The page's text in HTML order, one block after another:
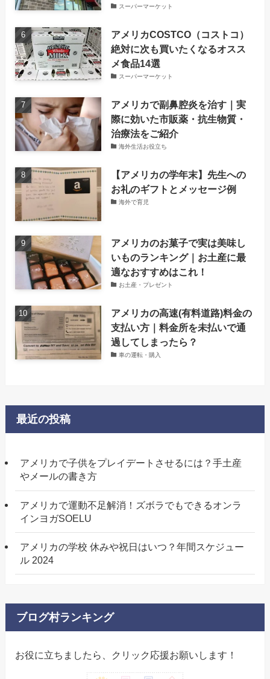
スーパーマーケット
アメリカCOSTCO（コストコ）
絶対に次も買いたくなるオスス
メ食品14選
スーパーマーケット
アメリカで副鼻腔炎を治す｜実
際に効いた市販薬・抗生物質・
治療法をご紹介
海外生活お役立ち
【アメリカの学年末】先生への
お礼のギフトとメッセージ例
海外で育児
アメリカのお菓子で実は美味し
いものランキング｜お土産に最
適なおすすめはこれ！
お土産・プレゼント
アメリカの高速(有料道路)料金の
支払い方｜料金所を未払いで通
過してしまったら？
車の運転・購入
最近の投稿
アメリカで子供をプレイデートさせるには？手土産
やメールの書き方
アメリカで運動不足解消！ズボラでもできるオンラ
インヨガSOELU
アメリカの学校 休みや祝日はいつ？年間スケジュー
ル 2024
ブログ村ランキング
お役に立ちましたら、クリック応援お願いします！